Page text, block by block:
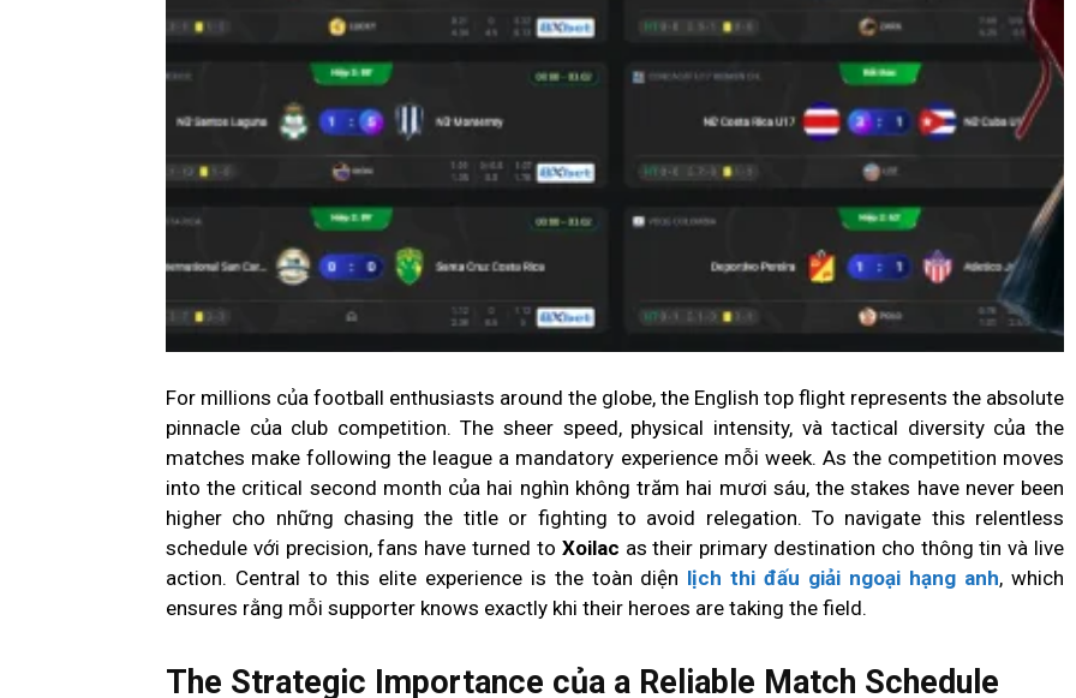
For millions của football enthusiasts around the globe, the English top flight represents the absolute
pinnacle của club competition. The sheer speed, physical intensity, và tactical diversity của the
matches make following the league a mandatory experience mỗi week. As the competition moves
into the critical second month của hai nghìn không trăm hai mươi sáu, the stakes have never been
higher cho những chasing the title or fighting to avoid relegation. To navigate this relentless
schedule với precision, fans have turned to Xoilac as their primary destination cho thông tin và live
action. Central to this elite experience is the toàn diện lịch thi đấu giải ngoại hạng anh, which
ensures rằng mỗi supporter knows exactly khi their heroes are taking the field.
The Strategic Importance của a Reliable Match Schedule